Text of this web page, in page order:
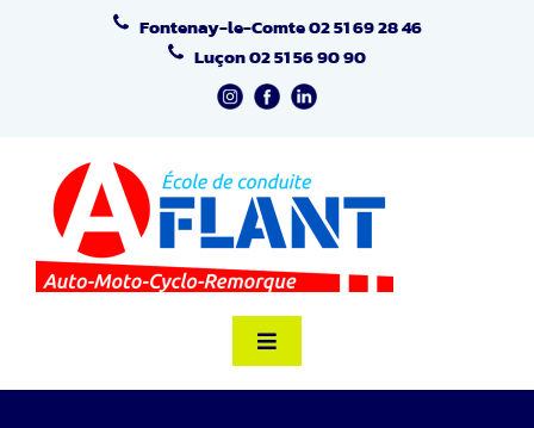
Fontenay-le-Comte02 51 69 28 46
Luçon02 51 56 90 90
Toggle
Navigation